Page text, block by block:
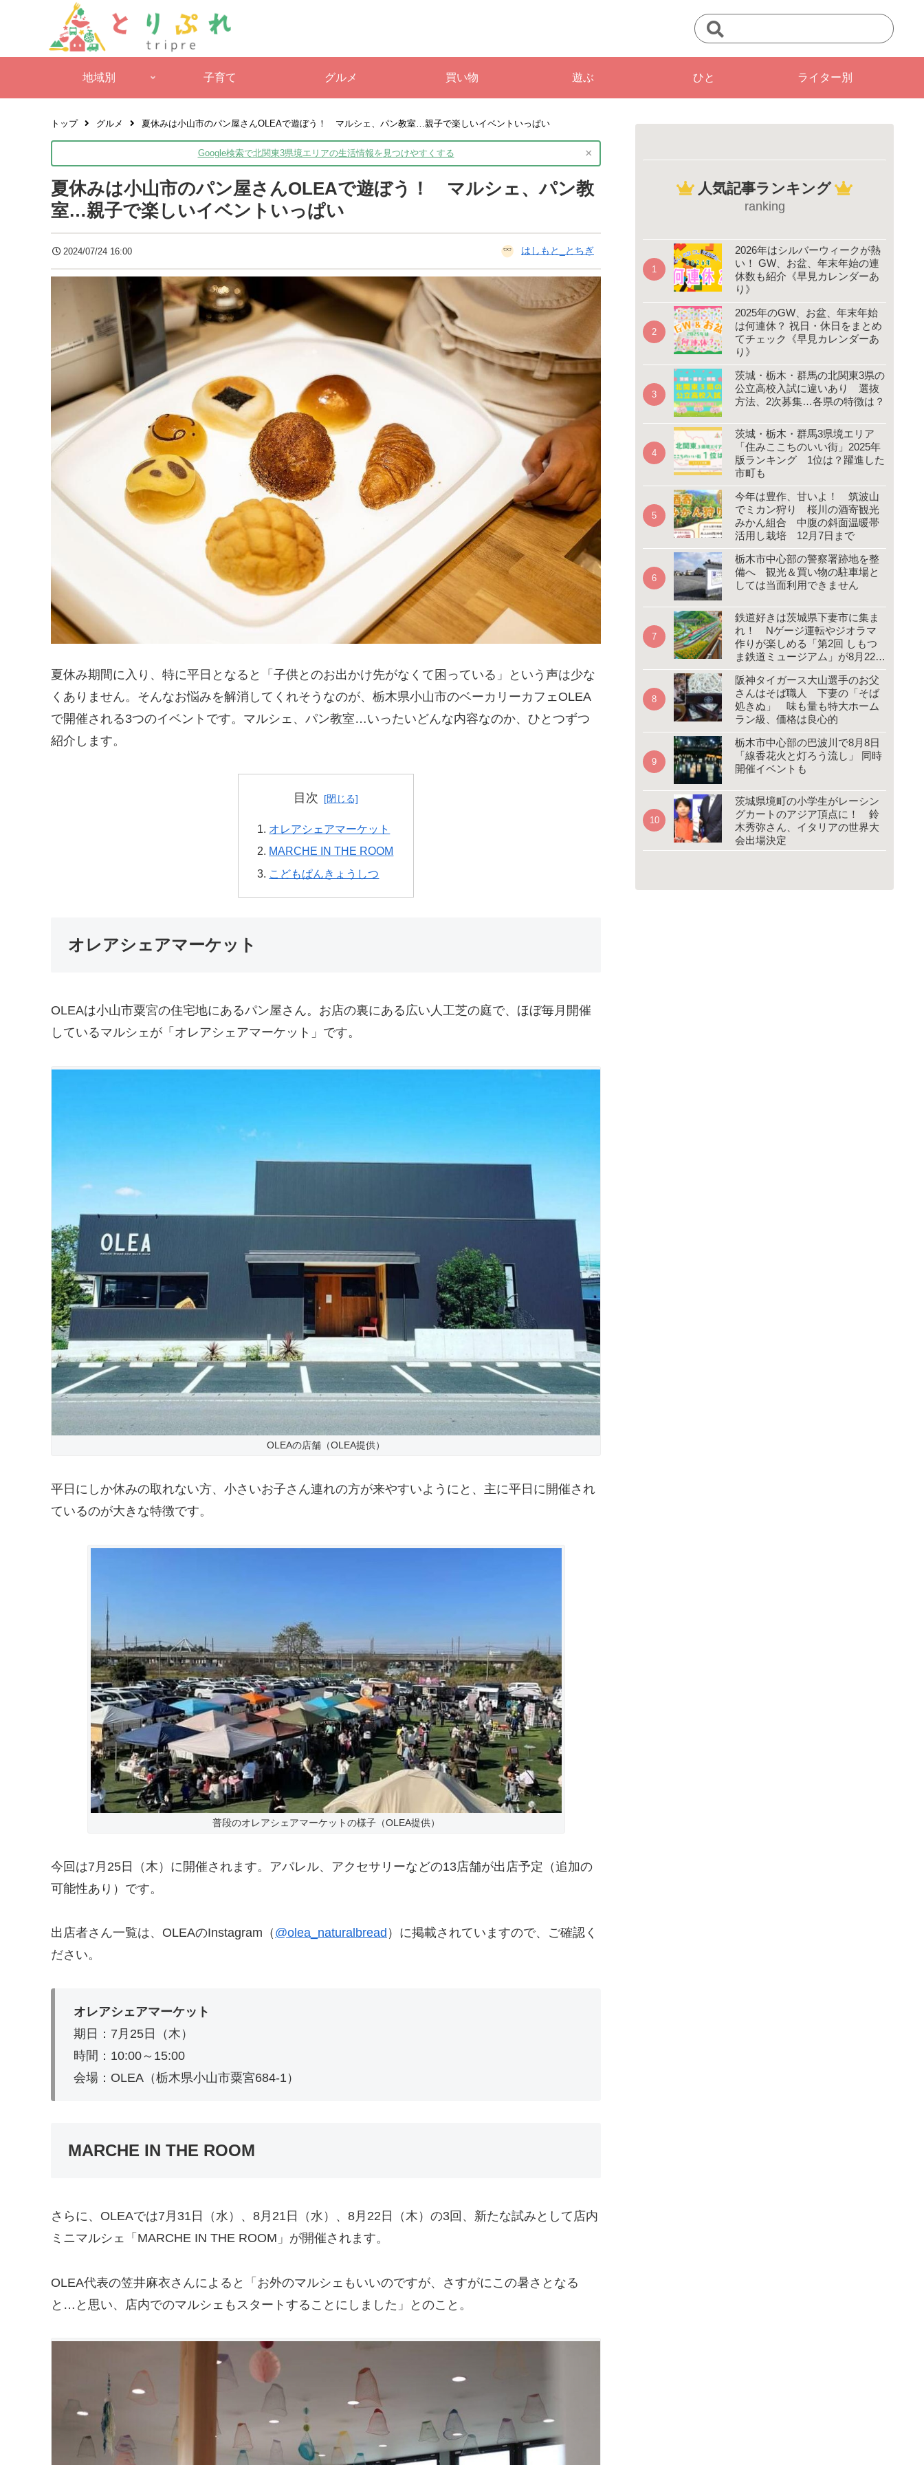
地域別 子育て グルメ 買い物 遊ぶ ひと ライター別
トップ グルメ 夏休みは小山市のパン屋さんOLEAで遊ぼう！ マルシェ、パン教室…親子で楽しいイベントいっぱい
Google検索で北関東3県境エリアの生活情報を 見つけやすくする ×
夏休みは小山市のパン屋さんOLEAで遊ぼう！ マルシェ、パン教
室…親子で楽しいイベントいっぱい
2024/07/24 16:00 はしもと_とちぎ
夏休み期間に入り、特に平日となると「子供とのお出かけ先がなくて困っている」という声は少な
くありません。そんなお悩みを解消してくれそうなのが、栃木県小山市のベーカリーカフェOLEA
で開催される3つのイベントです。マルシェ、パン教室…いったいどんな内容なのか、ひとつずつ
紹介します。
目次
オレアシェアマーケット
MARCHE IN THE ROOM
こどもぱんきょうしつ
オレアシェアマーケット
OLEAは小山市粟宮の住宅地にあるパン屋さん。お店の裏にある広い人工芝の庭で、ほぼ毎月開催
しているマルシェが「オレアシェアマーケット」です。
OLEAの店舗（OLEA提供）
平日にしか休みの取れない方、小さいお子さん連れの方が来やすいようにと、主に平日に開催され
ているのが大きな特徴です。
普段のオレアシェアマーケットの様子（OLEA提供）
今回は7月25日（木）に開催されます。アパレル、アクセサリーなどの13店舗が出店予定（追加の
可能性あり）です。
出店者さん一覧は、OLEAのInstagram（ @olea_naturalbread ）に掲載されていますので、ご確認く
ださい。
オレアシェアマーケット
期日：7月25日（木）
時間：10:00～15:00
会場：OLEA（栃木県小山市粟宮684-1）
MARCHE IN THE ROOM
さらに、OLEAでは7月31日（水）、8月21日（水）、8月22日（木）の3回、新たな試みとして店内
ミニマルシェ「MARCHE IN THE ROOM」が開催されます。
OLEA代表の笠井麻衣さんによると「お外のマルシェもいいのですが、さすがにこの暑さとなる
と…と思い、店内でのマルシェもスタートすることにしました」とのこと。
人気記事ランキング
ranking
2026年はシルバーウィークが熱
い！ GW、お盆、年末年始の連
休数も紹介《早見カレンダーあ
り》
2025年のGW、お盆、年末年始
は何連休？ 祝日・休日をまとめ
てチェック《早見カレンダーあ
り》
茨城・栃木・群馬の北関東3県の
公立高校入試に違いあり 選抜
方法、2次募集…各県の特徴は？
茨城・栃木・群馬3県境エリア
「住みここちのいい街」2025年
版ランキング 1位は？躍進した
市町も
今年は豊作、甘いよ！ 筑波山
でミカン狩り 桜川の酒寄観光
みかん組合 中腹の斜面温暖帯
活用し栽培 12月7日まで
栃木市中心部の警察署跡地を整
備へ 観光＆買い物の駐車場と
しては当面利用できません
鉄道好きは茨城県下妻市に集ま
れ！ Nゲージ運転やジオラマ
作りが楽しめる「第2回 しもつ
ま鉄道ミュージアム」が8月22、
23日開催
阪神タイガース大山選手のお父
さんはそば職人 下妻の「そば
処きぬ」 味も量も特大ホーム
ラン級、価格は良心的
栃木市中心部の巴波川で8月8日
「線香花火と灯ろう流し」 同時
開催イベントも
茨城県境町の小学生がレーシン
グカートのアジア頂点に！ 鈴
木秀弥さん、イタリアの世界大
会出場決定